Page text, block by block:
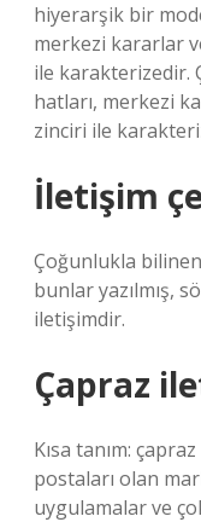
hiyerarşik bir
merkezi kararlar
ile karakterizedir.
hatları, merkezi
zinciri ile
İletişim
Çoğunlukla
bunlar yazılmış,
iletişimdir.
Çapraz
Kısa tanım:
postaları olan
uygulamalar ve